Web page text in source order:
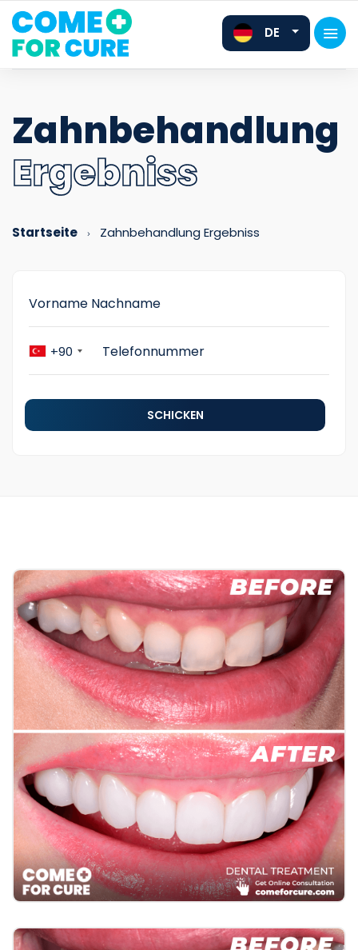
DE
Zahnbehandlung
Ergebniss
Startseite Zahnbehandlung Ergebniss
+90
SCHICKEN